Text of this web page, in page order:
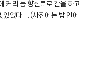
커리 등 향신료로 간을 하고
있었다…. (사진에는 밥 안에